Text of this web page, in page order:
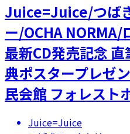
Juice=Juice/つば
ー/OCHA NORMA/
最新CD発売記念
典ポスタープレゼ
民会館 フォレスト
Juice=Juice